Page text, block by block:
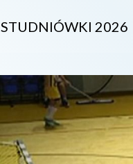
STUDNIÓWKI 2026